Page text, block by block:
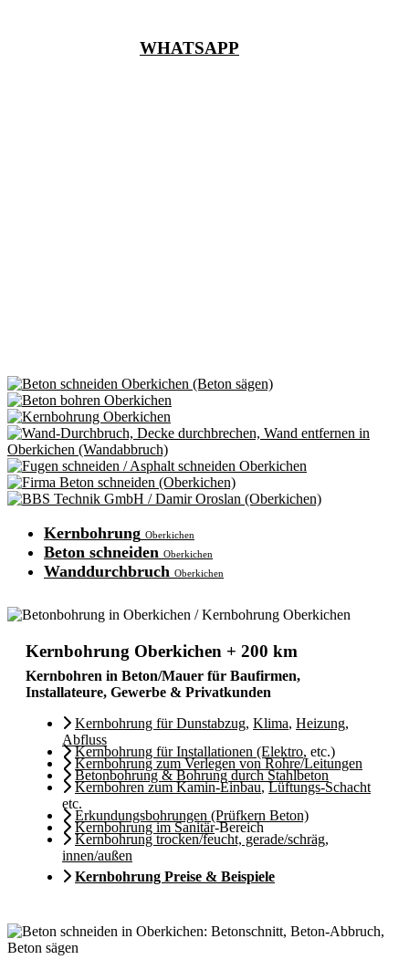
WHATSAPP
Kernbohrung Oberkichen
Beton schneiden Oberkichen
Wanddurchbruch Oberkichen
Kernbohrung Oberkichen + 200 km
Kernbohren in Beton/Mauer für Baufirmen,
Installateure, Gewerbe & Privatkunden
Kernbohrung für Dunstabzug, Klima, Heizung,
Abfluss
Kernbohrung für Installationen (Elektro, etc.)
Kernbohrung zum Verlegen von Rohre/Leitungen
Betonbohrung & Bohrung durch Stahlbeton
Kernbohren zum Kamin-Einbau,Lüftungs-Schacht
etc.
Erkundungsbohrungen (Prüfkern Beton)
Kernbohrung im Sanitär-Bereich
Kernbohrung trocken/feucht, gerade/schräg,
innen/außen
Kernbohrung Preise & Beispiele